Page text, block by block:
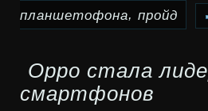
записи
планшетофона
Honor
планшетофона, пройд
Oppo стала
смартфонов